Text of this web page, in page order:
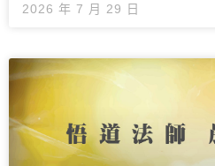
2026 年 7 月 29 日